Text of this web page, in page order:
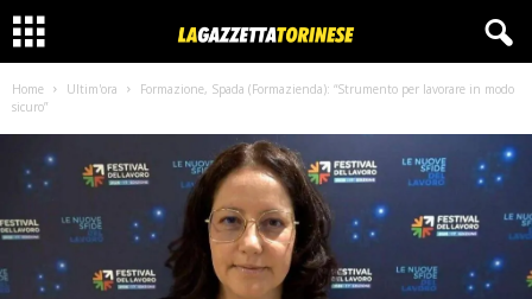
Home Ultim'ora
Formazione, Spada (Formazienda): “Strumento per lavorare in modo
sicuro”